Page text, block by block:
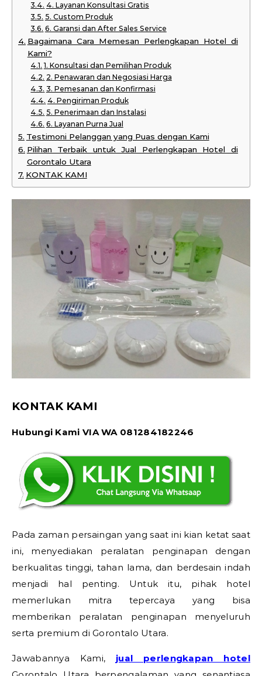
4. Layanan Konsultasi Gratis
5. Custom Produk
6. Garansi dan After Sales Service
Bagaimana Cara Memesan Perlengkapan Hotel di
Kami?
1. Konsultasi dan Pemilihan Produk
2. Penawaran dan Negosiasi Harga
3. Pemesanan dan Konfirmasi
4. Pengiriman Produk
5. Penerimaan dan Instalasi
6. Layanan Purna Jual
Testimoni Pelanggan yang Puas dengan Kami
Pilihan Terbaik untuk Jual Perlengkapan Hotel di
Gorontalo Utara
KONTAK KAMI
KONTAK KAMI
Hubungi Kami VIA WA 081284182246
Pada zaman persaingan yang saat ini kian ketat saat
ini, menyediakan peralatan penginapan dengan
berkualitas tinggi, tahan lama, dan berdesain indah
menjadi hal penting. Untuk itu, pihak hotel
memerlukan mitra tepercaya yang bisa
memberikan peralatan penginapan menyeluruh
serta premium di Gorontalo Utara.
Jawabannya Kami, jual perlengkapan hotel